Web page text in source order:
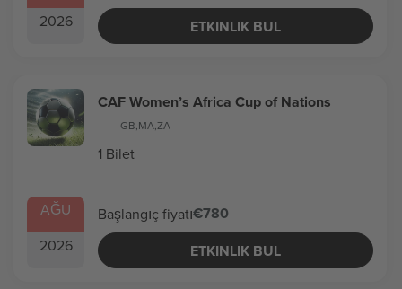
2026
ETKINLIK BUL
AĞU
2026
CAF Women’s Africa Cup of Nations
GB,MA,ZA
1 Bilet
Başlangıç fiyatı€780
ETKINLIK BUL